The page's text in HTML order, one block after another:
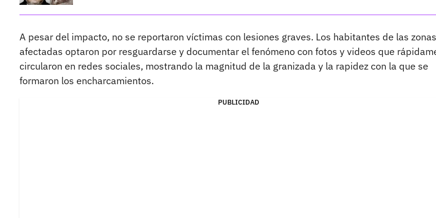
A pesar del impacto, no se reportaron víctimas con lesiones graves. Los habitantes de las zonas
afectadas optaron por resguardarse y documentar el fenómeno con fotos y videos que
circularon en redes sociales, mostrando la magnitud de la granizada y la rapidez con la que se
formaron los encharcamientos.
PUBLICIDAD